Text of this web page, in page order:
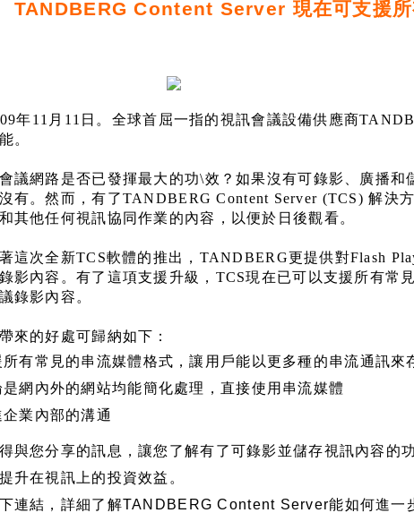
TANDBERG Content Server現在可支援
年11 月 11 日 。全球首屈一指的視訊會議設備供應商
。
議網路是否已發揮最大的功\效？如果沒有可錄影、廣播和
有。然而，有了TANDBERG Content Server (TCS)解決
其他任何視訊協同作業的內容，以便於日後觀看。
這次全新TCS軟體的推出， TANDBERG更提供對Flash
影內容。有了這項支援升級， TCS現在已可以支援所有常
錄影內容。
來的好處可歸納如下：
所有常見的串流媒體格式，讓用戶能以更多種的串流通訊來
是網內外的網站均能簡化處理，直接使用串流媒體
企業內部的溝通
與您分享的訊息，讓您了解有了可錄影並儲存視訊內容的
升在視訊上的投資效益。
連結，詳細了解TANDBERG Content Server能如何進一